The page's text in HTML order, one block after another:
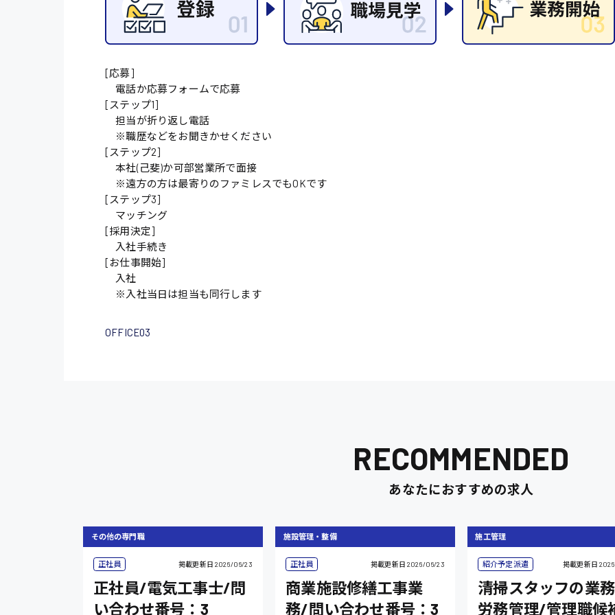
施設管理・整備 施工管理
[応募]
電話か応募フォームで応募
[ステップ1]
担当が折り返し電話
※職歴などをお聞きかせください
[ステップ2]
本社(己斐)か可部営業所で面接
※遠方の方は最寄りのファミレスでもOKです
[ステップ3]
マッチング
[採用決定]
入社手続き
[お仕事開始]
入社
※入社当日は担当も同行します
OFFICE03
RECOMMENDED
あなたにおすすめの求人
その他の専門職
正社員 掲載更新日 2026/06/23
正社員/電気工事士/問
い合わせ番号：3
施設管理・整備
正社員 掲載更新日 2026/06/23
商業施設修繕工事業
務/問い合わせ番号：3
施工管理
紹介予定派遣 掲載更新日
清掃スタッフの業
労務管理/管理職候